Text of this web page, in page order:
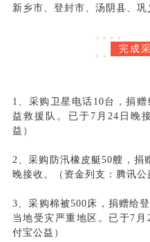
新乡市、登封市、汤阴县、巩
完成
1、采购卫星电话10台，捐
益救援队。已于7月24日晚
益）
2、采购防汛橡皮艇50艘，捐
晚接收。（资金列支：腾讯公
3、采购棉被500床，捐赠给
当地受灾严重地区。已于7
付宝公益）